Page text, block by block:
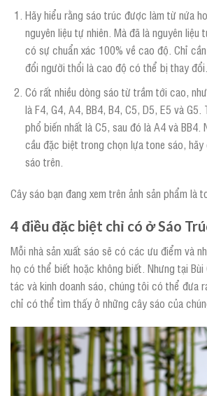
Hãy hiểu rằng sáo trúc được làm từ nứa
nguyên liệu tự nhiên. Mà đã là nguyên liệu
có sự chuẩn xác 100% về cao độ. Chỉ
đổi người thổi là cao độ có thể bị thay đổi.
Có rất nhiều dòng sáo từ trầm tới cao,
là F4, G4, A4, BB4, B4, C5, D5, E5 và
phổ biến nhất là C5, sau đó là A4 và BB4.
cầu đặc biệt trong chọn lựa tone sáo,
sáo trên.
Cây sáo bạn đang xem trên ảnh sản phẩm là
4 điều đặc biệt chỉ có ở Sáo
Mỗi nhà sản xuất sáo sẽ có các ưu điểm và
họ có thể biết hoặc không biết. Nhưng tại Bùi
tác và kinh doanh sáo, chúng tôi có thể đưa
chỉ có thể tìm thấy ở những cây sáo của